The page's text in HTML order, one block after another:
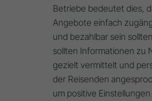
Betriebe bedeutet dies,
Angebote einfach
und bezahlbar sein
sollten Informationen zu
gezielt vermittelt und
der Reisenden
um positive